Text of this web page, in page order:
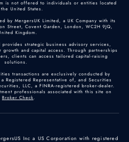
is not offered to individuals or entities located
United States.
by MergersUK Limited, a UK Company with its
Street, Covent Garden, London, WC2H 9JQ,
Kingdom.
strategic business advisory services,
and capital access. Through partnerships
clients can access tailored capital-raising
solutions.
transactions are exclusively conducted by
Registered Representative of, and Securities
LLC, a FINRA-registered broker-dealer.
professionals associated with this site on
Broker Check.
Inc a US Corporation with registered